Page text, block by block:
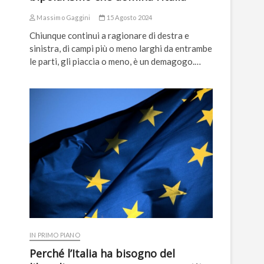
Massimo Gaggini 15 Agosto 2024
Chiunque continui a ragionare di destra e
sinistra, di campi più o meno larghi da entrambe
le parti, gli piaccia o meno, è un demagogo.…
IN PRIMO PIANO
Perché l’Italia ha bisogno del